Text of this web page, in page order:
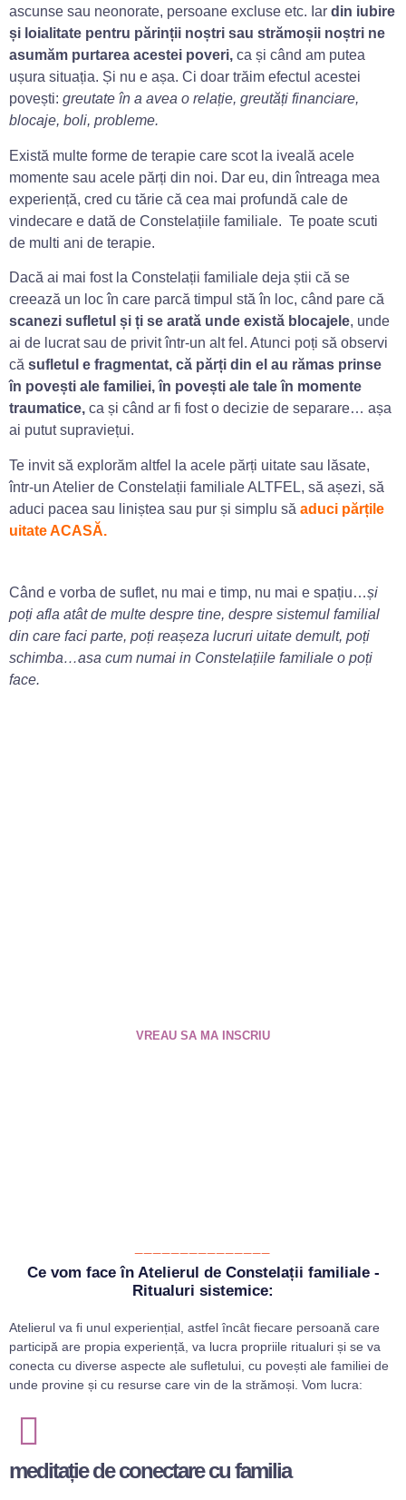
ascunse sau neonorate, persoane excluse etc. Iar din iubire
și loialitate pentru părinții noștri sau strămoșii noștri ne
asumăm purtarea acestei poveri, ca și când am putea
ușura situația. Și nu e așa. Ci doar trăim efectul acestei
povești: greutate în a avea o relație, greutăți financiare,
blocaje, boli, probleme.
Există multe forme de terapie care scot la iveală acele
momente sau acele părți din noi. Dar eu, din întreaga mea
experiență, cred cu tărie că cea mai profundă cale de
vindecare e dată de Constelațiile familiale. Te poate scuti
de multi ani de terapie.
Dacă ai mai fost la Constelații familiale deja știi că se
creează un loc în care parcă timpul stă în loc, când pare că
scanezi sufletul și ți se arată unde există blocajele, unde
ai de lucrat sau de privit într-un alt fel. Atunci poți să observi
că sufletul e fragmentat, că părți din el au rămas prinse
în povești ale familiei, în povești ale tale în momente
traumatice, ca și când ar fi fost o decizie de separare… așa
ai putut supraviețui.
Te invit să explorăm altfel la acele părți uitate sau lăsate,
într-un Atelier de Constelații familiale ALTFEL, să așezi, să
aduci pacea sau liniștea sau pur și simplu să aduci părțile
uitate ACASĂ.
Când e vorba de suflet, nu mai e timp, nu mai e spațiu…și
poți afla atât de multe despre tine, despre sistemul familial
din care faci parte, poți reașeza lucruri uitate demult, poți
schimba…asa cum numai in Constelațiile familiale o poți
face.
VREAU SA MA INSCRIU
Ce vom face în Atelierul de Constelații familiale -
Ritualuri sistemice:
Atelierul va fi unul experiențial, astfel încât fiecare persoană care
participă are propia experiență, va lucra propriile ritualuri și se va
conecta cu diverse aspecte ale sufletului, cu povești ale familiei de
unde provine și cu resurse care vin de la strămoși. Vom lucra:
meditație de conectare cu familia